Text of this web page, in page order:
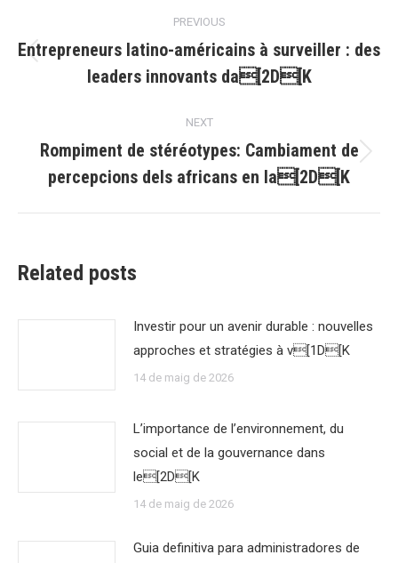
navigation
PREVIOUS
post:
Entrepreneurs latino-américains à surveiller : des
leaders innovants da[2D[K
NEXT
Next
post:
Rompiment de stéréotypes: Cambiament de
percepcions dels africans en la[2D[K
Related posts
Investir pour un avenir durable : nouvelles
approches et stratégies à v[1D[K
14 de maig de 2026
L’importance de l’environnement, du
social et de la gouvernance dans
le[2D[K
14 de maig de 2026
Guia definitiva para administradores de